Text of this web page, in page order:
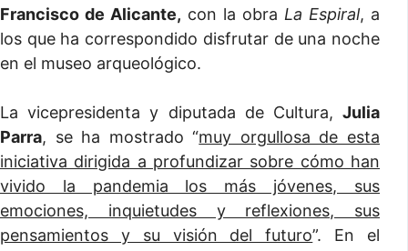
Francisco de Alicante, con la obra La Espiral, a
los que ha correspondido disfrutar de una noche
en el museo arqueológico.
La vicepresidenta y diputada de Cultura, Julia
Parra, se ha mostrado “muy orgullosa de esta
iniciativa dirigida a profundizar sobre cómo han
vivido la pandemia los más jóvenes, sus
emociones, inquietudes y reflexiones, sus
pensamientos y su visión del futuro”. En el